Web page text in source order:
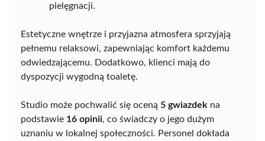
pielęgnacji.
Estetyczne wnętrze i przyjazna atmosfera sprzyjają
pełnemu relaksowi, zapewniając komfort każdemu
odwiedzającemu. Dodatkowo, klienci mają do
dyspozycji wygodną toaletę.
Studio może pochwalić się oceną 5 gwiazdek na
podstawie 16 opinii, co świadczy o jego dużym
uznaniu w lokalnej społeczności. Personel dokłada